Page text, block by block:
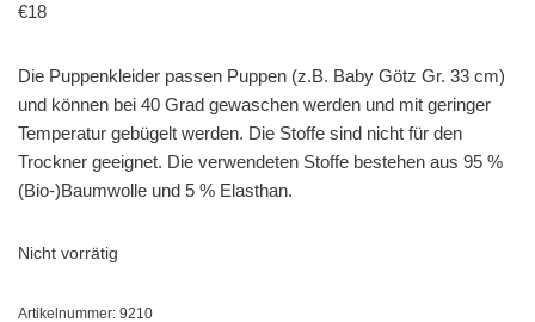
€18
Die Puppenkleider passen Puppen (z.B. Baby Götz Gr. 33 cm)
und können bei 40 Grad gewaschen werden und mit geringer
Temperatur gebügelt werden. Die Stoffe sind nicht für den
Trockner geeignet. Die verwendeten Stoffe bestehen aus 95 %
(Bio-)Baumwolle und 5 % Elasthan.
Nicht vorrätig
Artikelnummer: 9210